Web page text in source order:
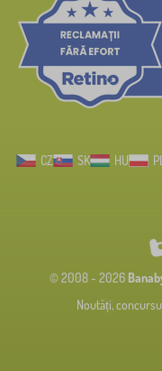
CZ SK HU PL
© 2008 - 2026
Noutăți,